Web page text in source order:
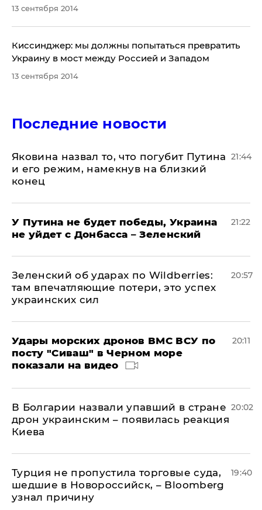
13 сентября 2014
Киссинджер: мы должны попытаться превратить
Украину в мост между Россией и Западом
13 сентября 2014
Последние новости
Яковина назвал то, что погубит Путина
и его режим, намекнув на близкий
конец
21:44
У Путина не будет победы, Украина
не уйдет с Донбасса – Зеленский
21:22
Зеленский об ударах по Wildberries:
там впечатляющие потери, это успех
украинских сил
20:57
Удары морских дронов ВМС ВСУ по
посту "Сиваш" в Черном море
показали на видео
20:11
В Болгарии назвали упавший в стране
дрон украинским – появилась реакция
Киева
20:02
Турция не пропустила торговые суда,
шедшие в Новороссийск, – Bloomberg
узнал причину
19:40